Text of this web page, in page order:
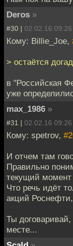
Deros »
#30 | 02.02.16 09:26
Кому: Billie_Joe,
> остаётся
в "Российская
уже
max_1986 »
#31 | 02.02.16 09:26
Кому: spetrov,
И отчем там
Правильно
текущий момент
Что речь идёт
акций
Ты договаривай,
месте...